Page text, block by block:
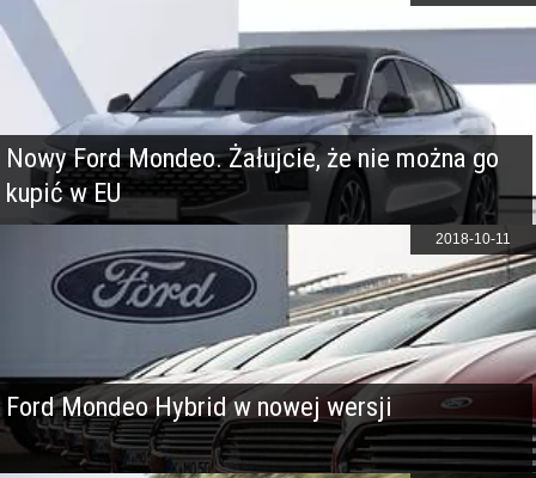
Nowy Ford Mondeo. Żałujcie, że nie można go
kupić w EU
Ford Mondeo Hybrid w nowej wersji
2018-10-11